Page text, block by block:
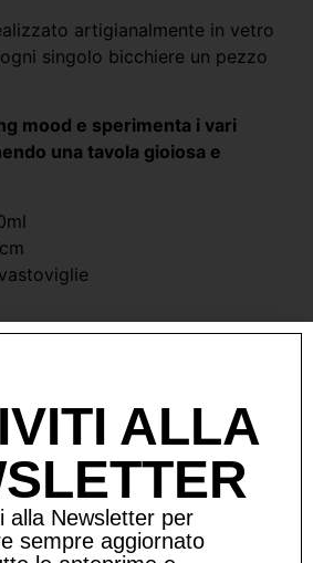
artigianalmente in vetro
singolo bicchiere un pezzo
mood e sperimenta i vari
una tavola gioiosa e
ALLA
alla Newsletter per
sempre aggiornato